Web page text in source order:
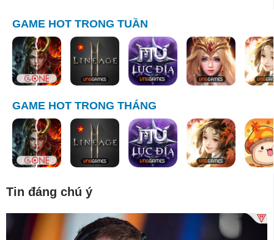
GAME HOT TRONG TUẦN
GAME HOT TRONG THÁNG
Tin đáng chú ý